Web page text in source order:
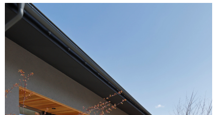
お電話でのご相談はお気軽に
TEL.0574-60-1161
受付時間：9:00～17:00